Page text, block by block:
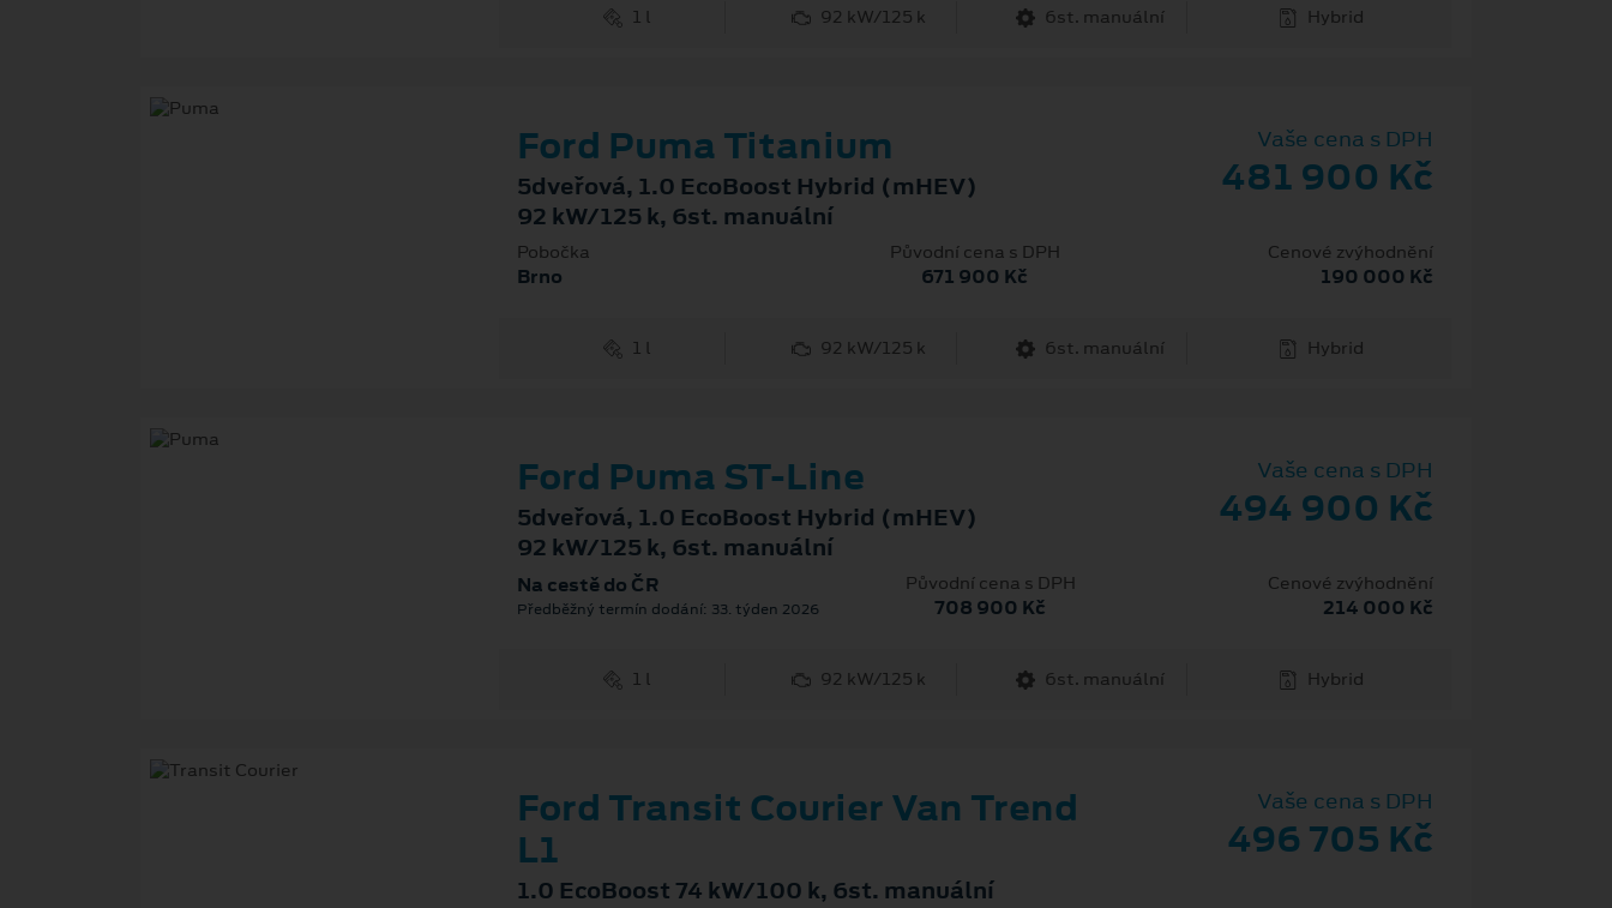
1 l 92 kW/125 k 6st. manuální Hybrid
Ford Puma Titanium
5dveřová, 1.0 EcoBoost Hybrid (mHEV)
92 kW/125 k, 6st. manuální
Vaše cena s DPH
481 900 Kč
Pobočka
Brno
Původní cena s DPH
671 900 Kč
Cenové zvýhodnění
190 000 Kč
1 l 92 kW/125 k 6st. manuální Hybrid
Ford Puma ST-Line
5dveřová, 1.0 EcoBoost Hybrid (mHEV)
92 kW/125 k, 6st. manuální
Vaše cena s DPH
494 900 Kč
Na cestě do ČR
Předběžný termín dodání: 33. týden 2026
Původní cena s DPH
708 900 Kč
Cenové zvýhodnění
214 000 Kč
1 l 92 kW/125 k 6st. manuální Hybrid
Ford Transit Courier Van Trend
L1
1.0 EcoBoost 74 kW/100 k, 6st. manuální
Vaše cena s DPH
496 705 Kč